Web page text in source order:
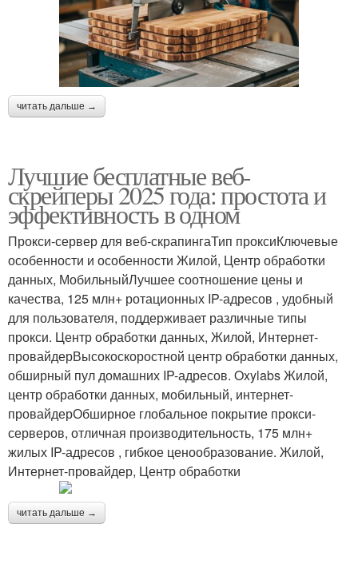
читать дальше →
Лучшие бесплатные веб-
скрейперы 2025 года: простота и
эффективность в одном
Прокси-сервер для веб-скрапингаТип проксиКлючевые
особенности и особенности Жилой, Центр обработки
данных, МобильныйЛучшее соотношение цены и
качества, 125 млн+ ротационных IP-адресов , удобный
для пользователя, поддерживает различные типы
прокси. Центр обработки данных, Жилой, Интернет-
провайдерВысокоскоростной центр обработки данных,
обширный пул домашних IP-адресов. Oxylabs Жилой,
центр обработки данных, мобильный, интернет-
провайдерОбширное глобальное покрытие прокси-
серверов, отличная производительность, 175 млн+
жилых IP-адресов , гибкое ценообразование. Жилой,
Интернет-провайдер, Центр обработки
читать дальше →